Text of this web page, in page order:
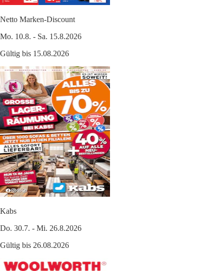
Netto Marken-Discount
Mo. 10.8. - Sa. 15.8.2026
Gültig bis 15.08.2026
Kabs
Do. 30.7. - Mi. 26.8.2026
Gültig bis 26.08.2026